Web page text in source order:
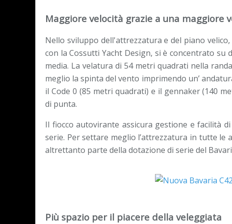
Maggiore velocità grazie a una maggiore
Nello sviluppo dell'attrezzatura e del piano
con la Cossutti Yacht Design, si è concentrato
media. La velatura di 54 metri quadrati nella
meglio la spinta del vento imprimendo un’
il Code 0 (85 metri quadrati) e il gennaker (140
di punta.
Il fiocco autovirante assicura gestione e facilità
serie. Per settare meglio l’attrezzatura in tutte
altrettanto parte della dotazione di serie del
Più spazio per il piacere della veleggiata